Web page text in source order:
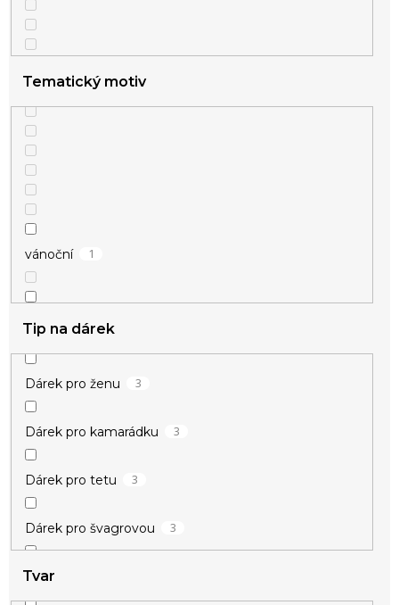
Tematický motiv
vánoční 1
zamilované
Tip na dárek
Dárek pro ženu 3
Dárek pro kamarádku 3
Dárek pro tetu 3
Dárek pro švagrovou 3
Dárek pro milenku
Tvar